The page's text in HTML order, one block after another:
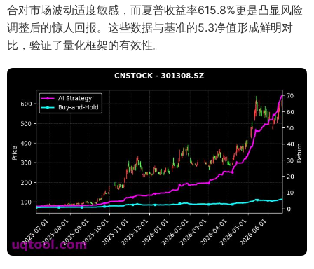
合对市场波动适度敏感，而夏普收益率615.8%更是凸显风险
调整后的惊人回报。这些数据与基准的5.3净值形成鲜明对
比，验证了量化框架的有效性。